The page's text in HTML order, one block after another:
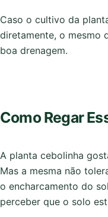
Caso o cultivo da
diretamente, o mesmo
boa drenagem.
Como Regar
A planta cebolinha
Mas a mesma não
o encharcamento do
perceber que o solo